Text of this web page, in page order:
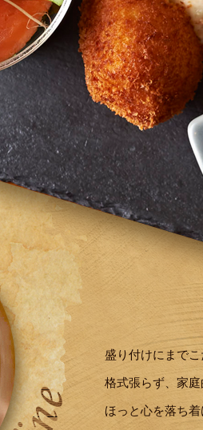
盛り付けにまで
格式張らず、家
ほっと心を落ち